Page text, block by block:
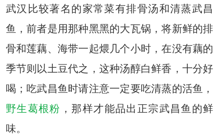
武汉比较著名的家常菜有排骨汤和清蒸武昌
鱼，前者是用那种黑黑的大瓦锅，将新鲜的排
骨和莲藕、海带一起煨几个小时，在没有藕的
季节则以土豆代之，这种汤醇白鲜香，十分好
喝；吃武昌鱼时请注意一定要吃清蒸的活鱼，
野生葛根粉 ，那样才能品出正宗武昌鱼的鲜
味。